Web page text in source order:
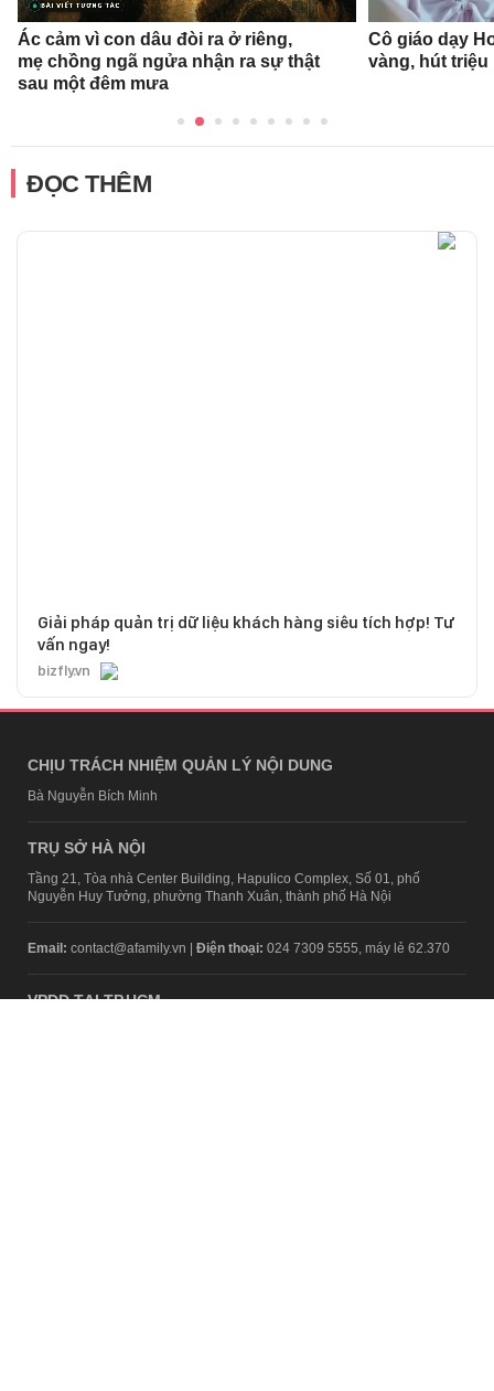
Ác cảm vì con dâu đòi ra ở riêng,
mẹ chồng ngã ngửa nhận ra sự thật
sau một đêm mưa
Cô giáo dạy
vàng, hút
ĐỌC THÊM
Giải pháp quản trị dữ liệu khách hàng siêu tích hợp! Tư
vấn ngay!
bizfly.vn
CHỊU TRÁCH NHIỆM QUẢN LÝ NỘI DUNG
Bà Nguyễn Bích Minh
TRỤ SỞ HÀ NỘI
Tầng 21, Tòa nhà Center Building, Hapulico Complex, Số 01, phố
Nguyễn Huy Tưởng, phường Thanh Xuân, thành phố Hà Nội
Email: contact@afamily.vn | Điện thoại: 024 7309 5555, máy lẻ 62.370
VPĐD TẠI TP.HCM